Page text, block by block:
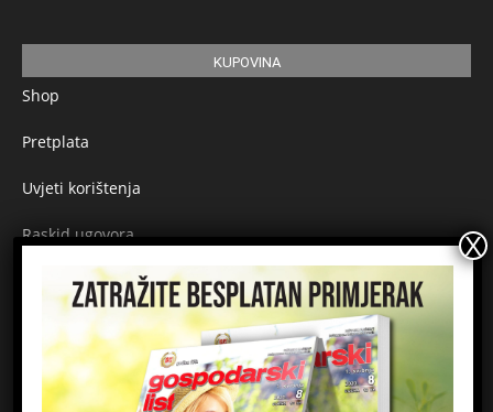
KUPOVINA
Shop
Pretplata
Uvjeti korištenja
Raskid ugovora
Načini plaćanja
Sigurnost plaćanja
Prijavite se na newsletter